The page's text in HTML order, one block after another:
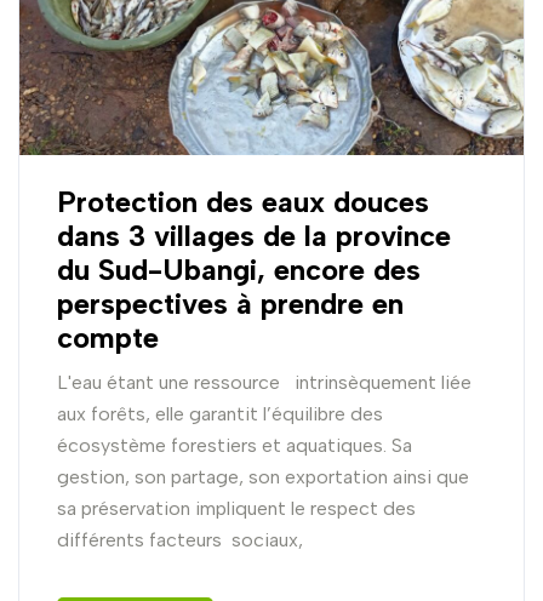
Protection des eaux douces
dans 3 villages de la province
du Sud-Ubangi, encore des
perspectives à prendre en
compte
L'eau étant une ressource intrinsèquement liée
aux forêts, elle garantit l’équilibre des
écosystème forestiers et aquatiques. Sa
gestion, son partage, son exportation ainsi que
sa préservation impliquent le respect des
différents facteurs sociaux,